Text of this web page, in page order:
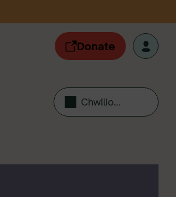
Donate
Chwilio...